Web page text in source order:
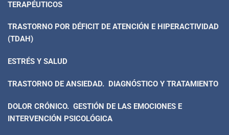
TERAPÉUTICOS
TRASTORNO POR DÉFICIT DE ATENCIÓN E HIPERACTIVIDAD
(TDAH)
ESTRÉS Y SALUD
TRASTORNO DE ANSIEDAD. DIAGNÓSTICO Y TRATAMIENTO
DOLOR CRÓNICO. GESTIÓN DE LAS EMOCIONES E
INTERVENCIÓN PSICOLÓGICA